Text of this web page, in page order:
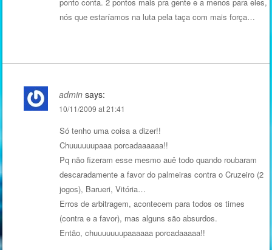
ponto conta. 2 pontos mais pra gente e a menos para eles,
nós que estaríamos na luta pela taça com mais força…
admin says:
10/11/2009 at 21:41
Só tenho uma coisa a dizer!!
Chuuuuuupaaa porcadaaaaaa!!
Pq não fizeram esse mesmo auê todo quando roubaram
descaradamente a favor do palmeiras contra o Cruzeiro (2
jogos), Barueri, Vitória…
Erros de arbitragem, acontecem para todos os times
(contra e a favor), mas alguns são absurdos.
Então, chuuuuuuupaaaaaa porcadaaaaa!!